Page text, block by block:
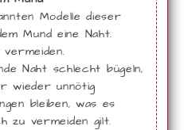
Modelle dieser
Mund eine Naht.
Naht schlecht bügeln,
wieder unnötig
bleiben, was es
zu vermeiden gilt.